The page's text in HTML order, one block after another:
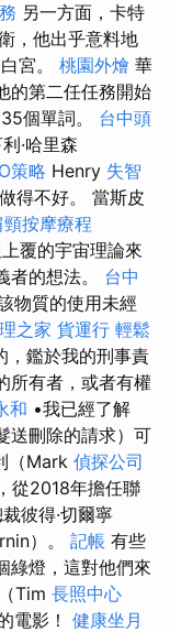
另一方面，卡特
，他出乎意料地
宮。 桃園外燴 華
的第二任任務開始
個單詞。 台中頭
·哈里森
策略 Henry 失智
得不好。 當斯皮
頸按摩療程
覆的宇宙理論來
者的想法。 台中
物質的使用未經
之家 貨運行 輕鬆
，鑑於我的刑事責
所有者，或者有權
和 •我已經了解
送刪除的請求）可
（Mark 偵探公司
從2018年擔任聯
彼得·切爾寧
）。 記帳 有些
綠燈，這對他們來
Tim 長照中心
電影！ 健康坐月